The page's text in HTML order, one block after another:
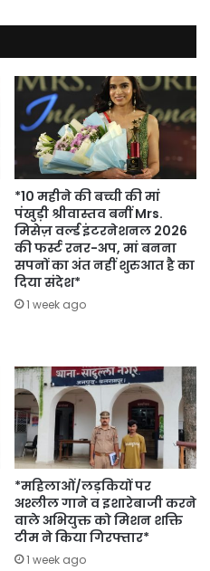
*10 महीने की बच्ची की मां
पंखुड़ी श्रीवास्तव बनीं Mrs.
मिसेज़ वर्ल्ड इंटरनेशनल 2026
की फर्स्ट रनर-अप, मां बनना
सपनों का अंत नहीं शुरुआत है का
दिया संदेश*
1 week ago
*महिलाओं/लड़कियों पर
अश्लील गाने व इशारेबाजी करने
वाले अभियुक्त को मिशन शक्ति
टीम ने किया गिरफ्तार*
1 week ago